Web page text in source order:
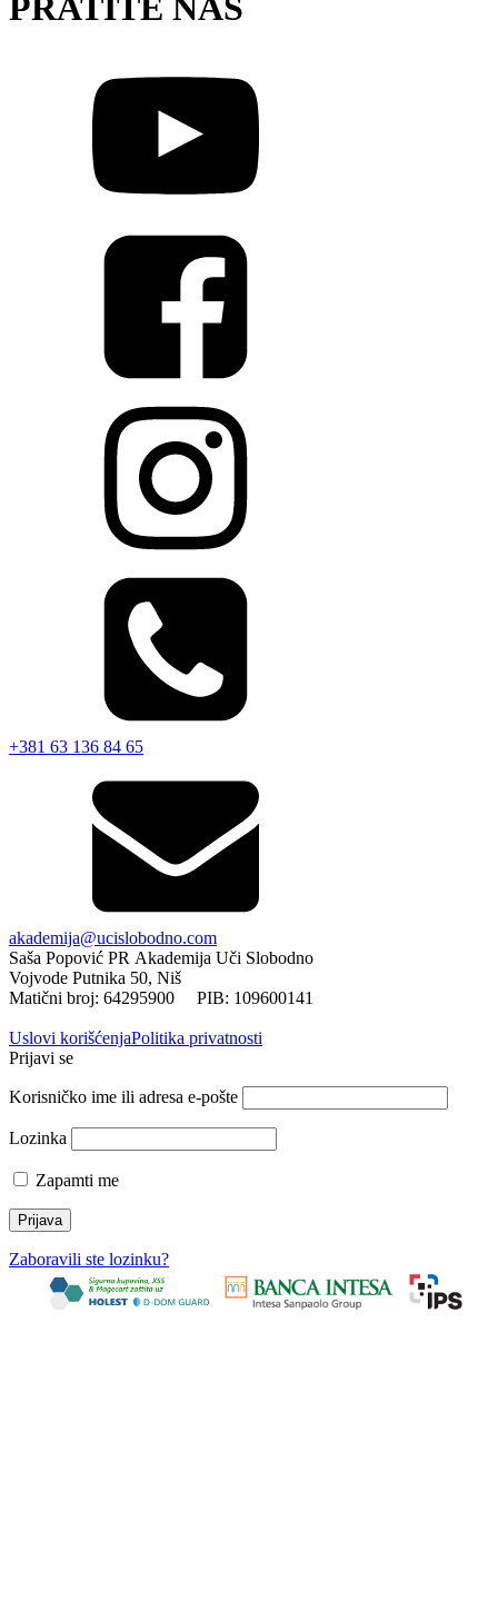
+381 63 136 84 65
akademija@ucislobodno.com
Saša Popović PR Akademija Uči Slobodno
Vojvode Putnika 50, Niš
Matični broj: 64295900 PIB: 109600141
Uslovi korišćenjaPolitika privatnosti
Prijavi se
Korisničko ime ili adresa e-pošte
Lozinka
Zapamti me
Zaboravili ste lozinku?